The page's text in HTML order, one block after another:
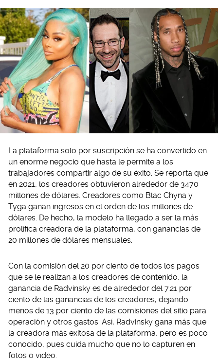
La plataforma solo por suscripción se ha convertido en
un enorme negocio que hasta le permite a los
trabajadores compartir algo de su éxito. Se reporta que
en 2021, los creadores obtuvieron alrededor de 3470
millones de dólares. Creadores como Blac Chyna y
Tyga ganan ingresos en el orden de los millones de
dólares. De hecho, la modelo ha llegado a ser la más
prolífica creadora de la plataforma, con ganancias de
20 millones de dólares mensuales.
Con la comisión del 20 por ciento de todos los pagos
que se le realizan a los creadores de contenido, la
ganancia de Radvinsky es de alrededor del 7.21 por
ciento de las ganancias de los creadores, dejando
menos de 13 por ciento de las comisiones del sitio para
operación y otros gastos. Así, Radvinsky gana más que
la creadora más exitosa de la plataforma, pero es poco
conocido, pues cuida mucho que no lo capturen en
fotos o video.